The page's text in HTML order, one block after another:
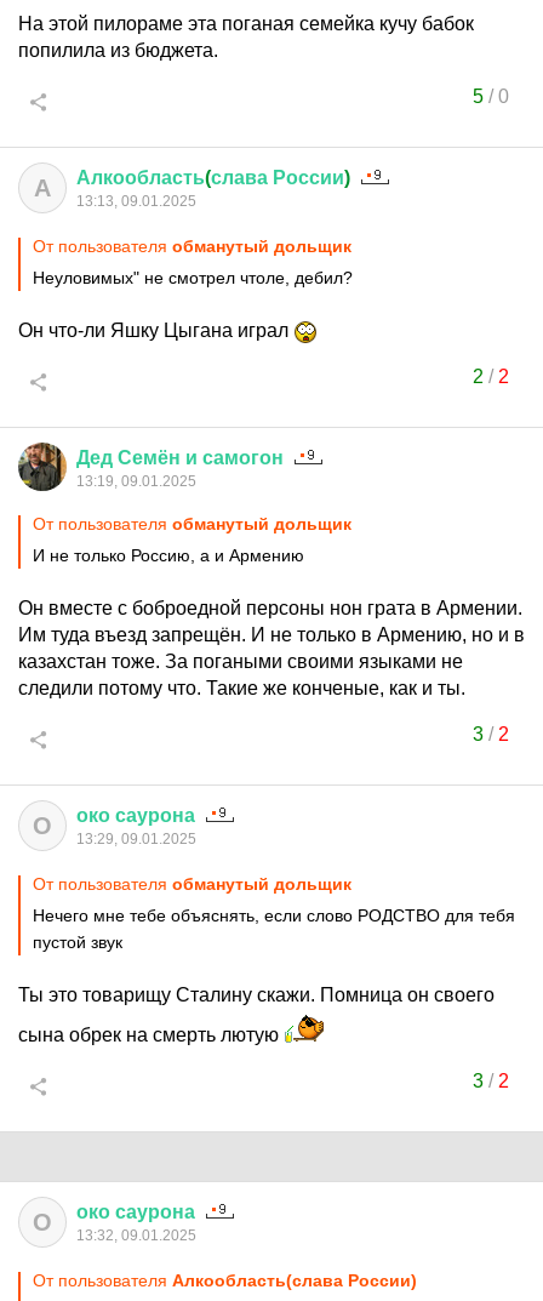
На этой пилораме эта поганая семейка кучу бабок
попилила из бюджета.
5/0
А Алкообласть(слава России)
13:13, 09.01.2025
От пользователя обманутый дольщик
Неуловимых" не смотрел чтоле, дебил?
Он что-ли Яшку Цыгана играл
2 / 2
Дед Семён и самогон
13:19, 09.01.2025
От пользователя обманутый дольщик
И не только Россию, а и Армению
Он вместе с боброедной персоны нон грата в Армении.
Им туда въезд запрещён. И не только в Армению, но и в
казахстан тоже. За погаными своими языками не
следили потому что. Такие же конченые, как и ты.
3/ 2
О око саурона
13:29, 09.01.2025
От пользователя обманутый дольщик
Нечего мне тебе объяснять, если слово РОДСТВО для тебя
пустой звук
Ты это товарищу Сталину скажи. Помница он своего
сына обрек на смерть лютую
3/ 2
О око саурона
13:32, 09.01.2025
От пользователя Алкообласть(слава России)